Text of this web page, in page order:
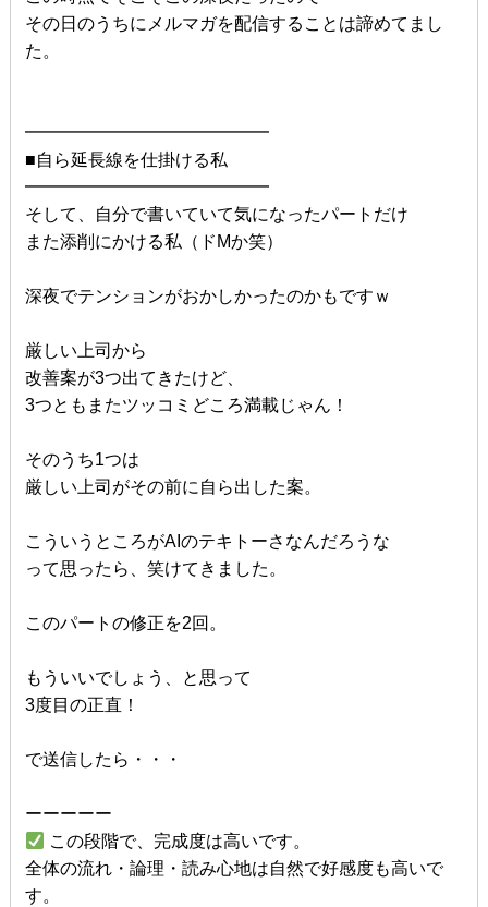
その日のうちにメルマガを配信することは諦めてまし
た。
━━━━━━━━━━━━━━
■自ら延長線を仕掛ける私
━━━━━━━━━━━━━━
そして、自分で書いていて気になったパートだけ
また添削にかける私（ドMか笑）
深夜でテンションがおかしかったのかもですｗ
厳しい上司から
改善案が3つ出てきたけど、
3つともまたツッコミどころ満載じゃん！
そのうち1つは
厳しい上司がその前に自ら出した案。
こういうところがAIのテキトーさなんだろうな
って思ったら、笑けてきました。
このパートの修正を2回。
もういいでしょう、と思って
3度目の正直！
で送信したら・・・
ーーーーー
この段階で、完成度は高いです。
全体の流れ・論理・読み心地は自然で好感度も高いで
す。